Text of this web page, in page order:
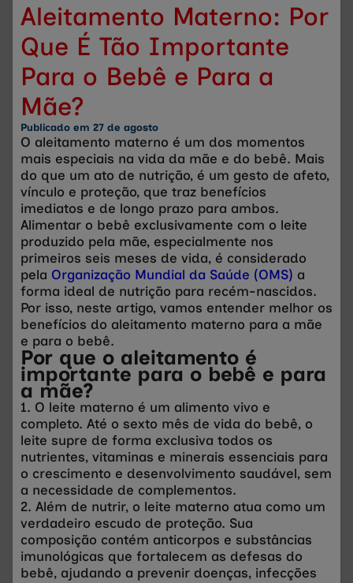
Aleitamento Materno: Por
Que É Tão Importante
Para o Bebê e Para a
Mãe?
Publicado em 27 de agosto
O aleitamento materno é um dos momentos
mais especiais na vida da mãe e do bebê. Mais
do que um ato de nutrição, é um gesto de afeto,
vínculo e proteção, que traz benefícios
imediatos e de longo prazo para ambos.
Alimentar o bebê exclusivamente com o leite
produzido pela mãe, especialmente nos
primeiros seis meses de vida, é considerado
pela Organização Mundial da Saúde (OMS) a
forma ideal de nutrição para recém-nascidos.
Por isso, neste artigo, vamos entender melhor os
benefícios do aleitamento materno para a mãe
e para o bebê.
Por que o aleitamento é
importante para o bebê e para
a mãe?
1. O leite materno é um alimento vivo e
completo. Até o sexto mês de vida do bebê, o
leite supre de forma exclusiva todos os
nutrientes, vitaminas e minerais essenciais para
o crescimento e desenvolvimento saudável, sem
a necessidade de complementos.
2. Além de nutrir, o leite materno atua como um
verdadeiro escudo de proteção. Sua
composição contém anticorpos e substâncias
imunológicas que fortalecem as defesas do
bebê, ajudando a prevenir doenças, infecções